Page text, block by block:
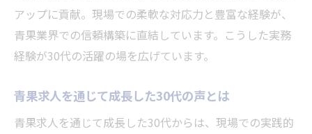
アップに貢献。現場での柔軟な対応力と豊富な経験が、
青果業界での信頼構築に直結しています。こうした実務
経験が30代の活躍の場を広げています。
青果求人を通じて成長した30代の声とは
青果求人を通じて成長した30代からは、現場での実践的